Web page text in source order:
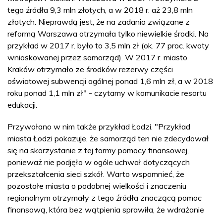
tego źródła 9,3 mln złotych, a w 2018 r. aż 23,8 mln
złotych. Nieprawdą jest, że na zadania związane z
reformą Warszawa otrzymała tylko niewielkie środki. Na
przykład w 2017 r. było to 3,5 mln zł (ok. 77 proc. kwoty
wnioskowanej przez samorząd). W 2017 r. miasto
Kraków otrzymało ze środków rezerwy części
oświatowej subwencji ogólnej ponad 1,6 mln zł, a w 2018
roku ponad 1,1 mln zł" - czytamy w komunikacie resortu
edukacji.
Przywołano w nim także przykład Łodzi. "Przykład
miasta Łodzi pokazuje, że samorząd ten nie zdecydował
się na skorzystanie z tej formy pomocy finansowej,
ponieważ nie podjęło w ogóle uchwał dotyczących
przekształcenia sieci szkół. Warto wspomnieć, że
pozostałe miasta o podobnej wielkości i znaczeniu
regionalnym otrzymały z tego źródła znaczącą pomoc
finansową, która bez wątpienia sprawiła, że wdrażanie